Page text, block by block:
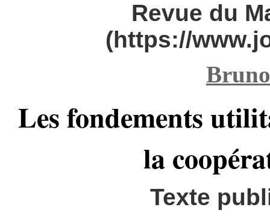
Revue du
(https://
Les fondements
la
Texte